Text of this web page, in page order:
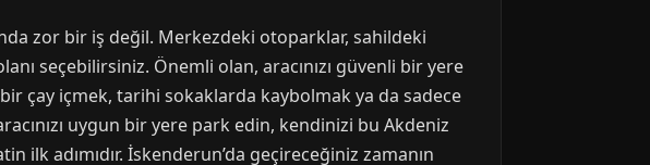
zor bir iş değil. Merkezdeki otoparklar, sahildeki
seçebilirsiniz. Önemli olan, aracınızı güvenli bir yere
bir çay içmek, tarihi sokaklarda kaybolmak ya da sadece
uygun bir yere park edin, kendinizi bu Akdeniz
ilk adımıdır. İskenderun’da geçireceğiniz zamanın